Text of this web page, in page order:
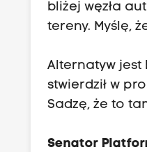
bliżej węzła
tereny. Myślę,
Alternatyw jest
stwierdził w
Sadzę, że to
Senator